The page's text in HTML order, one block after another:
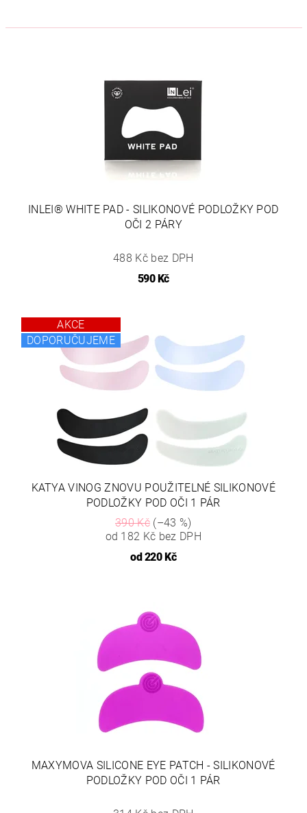
INLEI® WHITE PAD - SILIKONOVÉ PODLOŽKY POD
OČI 2 PÁRY
488 Kč bez DPH
590 Kč
AKCE
DOPORUČUJEME
KATYA VINOG ZNOVU POUŽITELNÉ SILIKONOVÉ
PODLOŽKY POD OČI 1 PÁR
390 Kč(–43 %)
od 182 Kč bez DPH
od220 Kč
MAXYMOVA SILICONE EYE PATCH - SILIKONOVÉ
PODLOŽKY POD OČI 1 PÁR